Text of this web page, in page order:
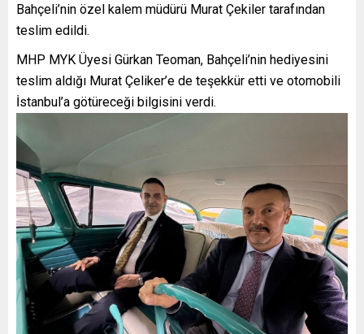
Bahçeli’nin özel kalem müdürü Murat Çekiler tarafından
teslim edildi.
MHP MYK Üyesi Gürkan Teoman, Bahçeli’nin hediyesini
teslim aldığı Murat Çeliker’e de teşekkür etti ve otomobili
İstanbul’a götüreceği bilgisini verdi.